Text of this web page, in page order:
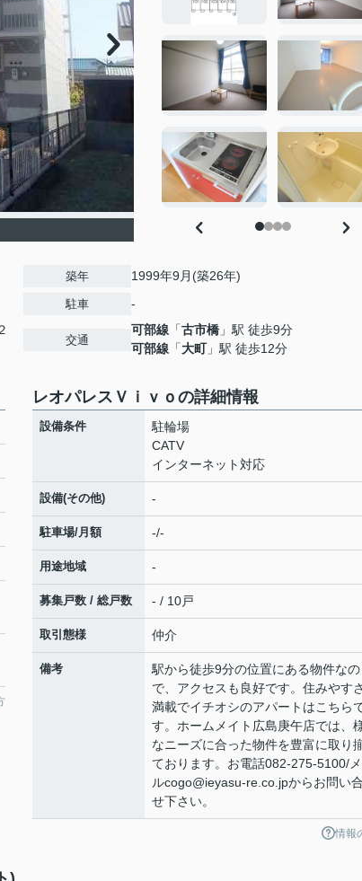
築年 1999年9月(築26年)
駐車 -
交通
可部線 「古市橋 」駅 徒歩9分
可部線 「大町」駅 徒歩12分
レオパレスＶｉｖｏの詳細情報
設備条件
駐輪場
CATV
インターネット対応
設備(その他) -
駐車場/月額 -/-
用途地域 -
募集戸数 / 総戸数 - / 10戸
取引態様 仲介
備考
駅から徒歩9分の位置にある物件なの
で、アクセスも良好です。住みやす
満載でイチオシのアパートはこちら
す。ホームメイト広島庚午店では、
なニーズに合った物件を豊富に取り
ております。お電話082-275-5100/
ルcogo@ieyasu-re.co.jpからお問い
せ下さい。
情報